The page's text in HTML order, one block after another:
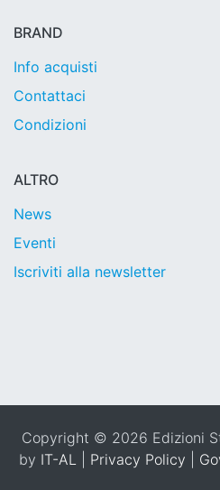
BRAND
Info acquisti
Contattaci
Condizioni
ALTRO
News
Eventi
Iscriviti alla newsletter
Copyright © 2026 Edizioni
by IT-AL Privacy Policy